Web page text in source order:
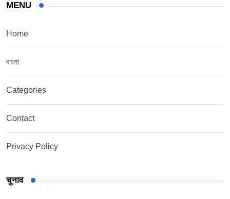
MENU
Home
বাংলা
Categories
Contact
Privacy Policy
चुनाव